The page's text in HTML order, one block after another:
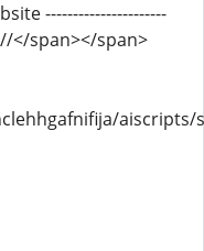
----------------------
</span></span>
aiscripts/